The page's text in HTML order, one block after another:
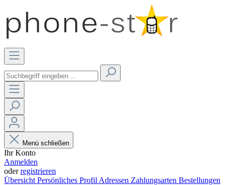
Menü schließen
Ihr Konto
Anmelden
oderregistrieren
Übersicht Persönliches Profil Adressen Zahlungsarten Bestellungen